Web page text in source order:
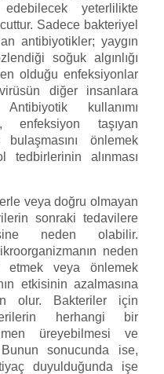
yeterlilikte
Sadece bakteriyel
antibiyotikler; yaygın
soğuk algınlığı
olduğu enfeksiyonlar
diğer insanlara
kullanımı
enfeksiyon taşıyan
önlemek
tedbirlerinin alınması
veya doğru olmayan
sonraki tedavilere
neden olabilir.
neden
etmek veya önlemek
etkisinin azalmasına
olur. Bakteriler için
herhangi bir
üreyebilmesi ve
sonucunda ise,
duyulduğunda işe